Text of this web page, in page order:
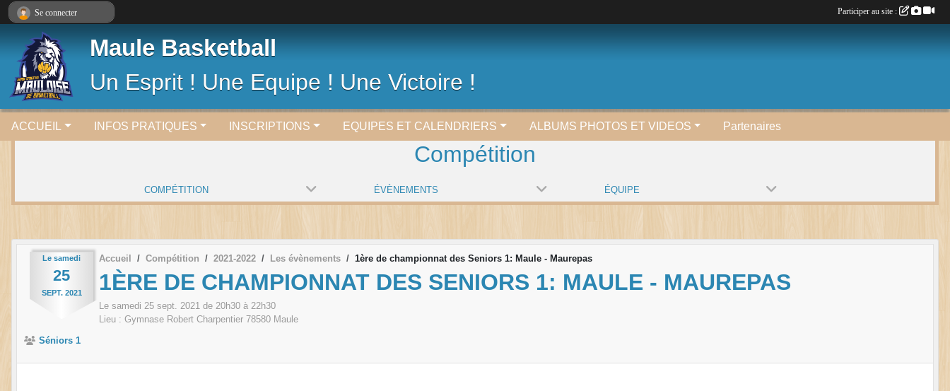
Maule Basketball
Un Esprit ! Une Equipe ! Une Victoire !
ACCUEIL INFOS PRATIQUES INSCRIPTIONS EQUIPES ET CALENDRIERS ALBUMS PHOTOS ET VIDEOS Partenaires
Compétition
COMPÉTITION ÉVÈNEMENTS ÉQUIPE
Le samedi
25
SEPT. 2021
Accueil Compétition 2021-2022 Les évènements 1ère de championnat des Seniors 1: Maule - Maurepas
1ÈRE DE CHAMPIONNAT DES SENIORS 1: MAULE - MAUREPAS
Le samedi 25 sept. 2021 de 20h30 à 22h30
Lieu : Gymnase Robert Charpentier 78580 Maule
Séniors 1
Se connecter Participer au site :
Panneau de gestion des cookies